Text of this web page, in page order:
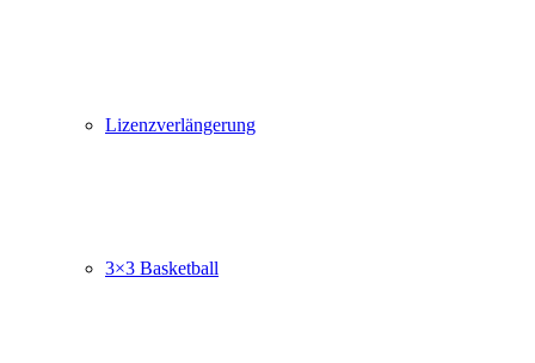
Lizenzverlängerung
3×3 Basketball